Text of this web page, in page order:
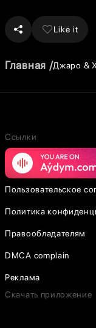
Like it
Главная Джаро &
Ссылки
Пользовательское
Политика
Правообладателям
DMCA complain
Реклама
Скачать приложение